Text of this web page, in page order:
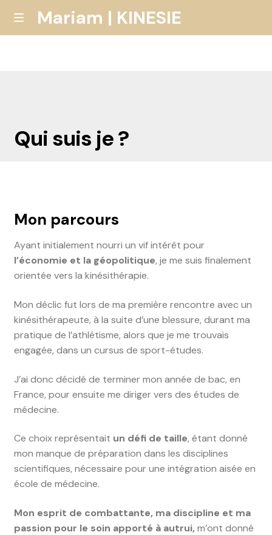
Skip
to
Skip
to
Mariam | KINESIE
Qui suis je ?
Mon parcours
Ayant initialement nourri un vif intérêt pour
l’économie et la géopolitique, je me suis finalement
orientée vers la kinésithérapie.
Mon déclic fut lors de ma première rencontre avec un
kinésithérapeute, à la suite d’une blessure, durant ma
pratique de l’athlétisme, alors que je me trouvais
engagée, dans un cursus de sport-études.
J’ai donc décidé de terminer mon année de bac, en
France, pour ensuite me diriger vers des études de
médecine.
Ce choix représentait un défi de taille, étant donné
mon manque de préparation dans les disciplines
scientifiques, nécessaire pour une intégration aisée en
école de médecine.
Mon esprit de combattante, ma discipline et ma
passion pour le soin apporté à autrui, m’ont donné